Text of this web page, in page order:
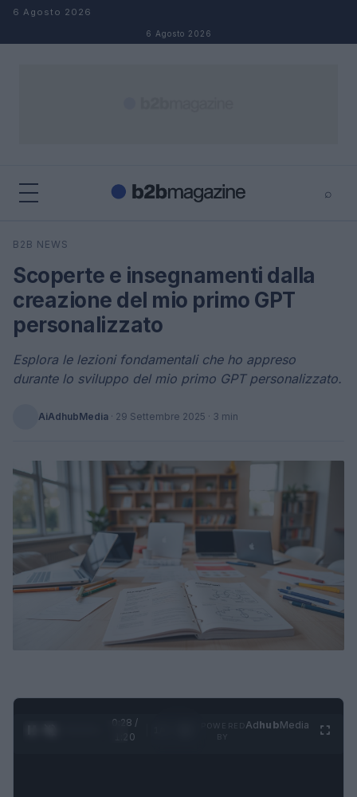
Salta al contenuto
6 Agosto 2026
6 Agosto 2026
⌕
Cerca
B2B NEWS
Scoperte e insegnamenti dalla
creazione del mio primo GPT
personalizzato
Esplora le lezioni fondamentali che ho appreso
durante lo sviluppo del mio primo GPT personalizzato.
AiAdhubMedia · 29 Settembre 2025 · 3 min
0:29 /
1:20
AdhubMedia